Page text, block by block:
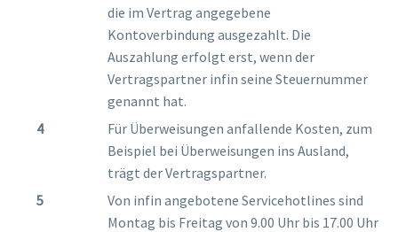
die im Vertrag angegebene
Kontoverbindung ausgezahlt. Die
Auszahlung erfolgt erst, wenn der
Vertragspartner infin seine Steuernummer
genannt hat.
Für Überweisungen anfallende Kosten, zum
Beispiel bei Überweisungen ins Ausland,
trägt der Vertragspartner.
Von infin angebotene Servicehotlines sind
Montag bis Freitag von 9.00 Uhr bis 17.00 Uhr